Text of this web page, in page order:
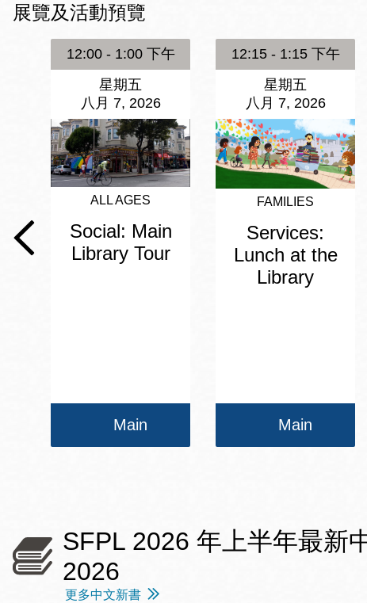
Chinatown 華埠/
麥禮謙圖書分館
Eureka Valley 尤
里卡谷/Harvey
Milk 紀念圖書分
館
Excelsior圖書分
Mission Bay 米
慎灣區圖書分館
Noe Valley
/Sally Brunn 諾
谷區圖書分館
North Beach北
岸區圖書分館
展覽及活動預覽
12:00 - 1:00 下午
星期五
八月 7, 2026
ALL AGES
Social: Main
Library Tour
Main
12:15 - 1:15 下午
星期五
八月 7, 2026
FAMILIES
Services:
Lunch at the
Library
Main
SFPL 2026 年上半年最新
2026
更多中文新書